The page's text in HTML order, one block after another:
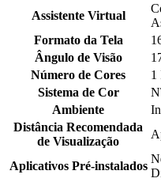
Assistente Virtual
Formato da Tela
Ângulo de Visão
Número de Cores
1
Sistema de Cor
Ambiente
Distância Recomendada
de Visualização
Aplicativos Pré-instalados